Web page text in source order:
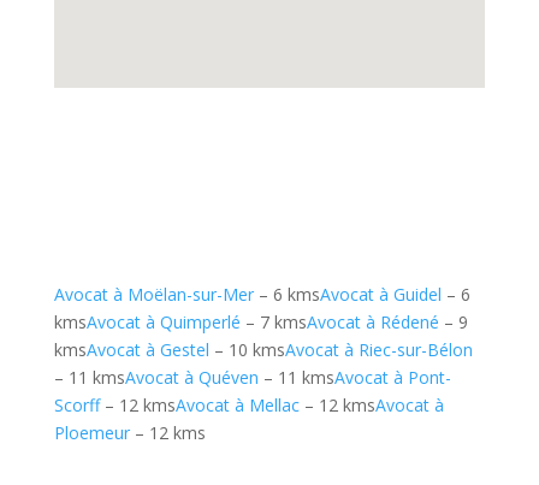
Avocat à Moëlan-sur-Mer– 6 kmsAvocat à Guidel – 6
kmsAvocat à Quimperlé – 7 kmsAvocat à Rédené – 9
kmsAvocat à Gestel – 10 kmsAvocat à Riec-sur-Bélon
– 11 kmsAvocat à Quéven – 11 kmsAvocat à Pont-
Scorff– 12 kmsAvocat à Mellac– 12 kmsAvocat à
Ploemeur– 12 kms